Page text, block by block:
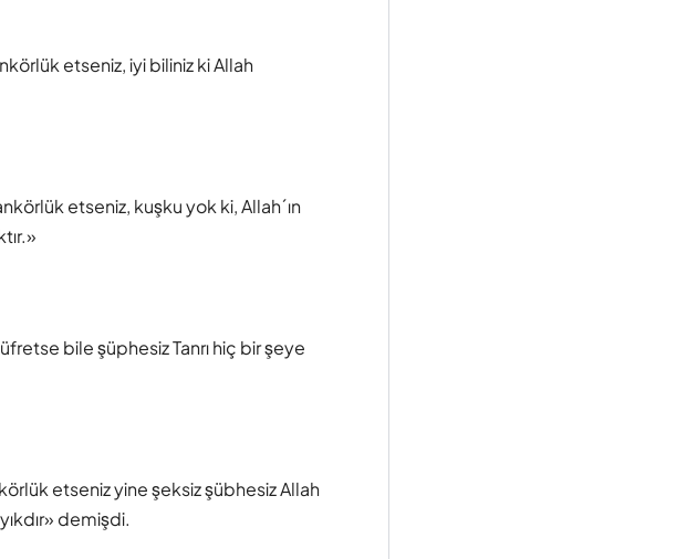
etseniz, iyi biliniz ki Allah
etseniz, kuşku yok ki, Allah´ın
bile şüphesiz Tanrı hiç bir şeye
etseniz yine şeksiz şübhesiz Allah
demişdi.